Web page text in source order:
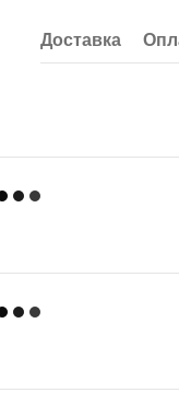
Доставка